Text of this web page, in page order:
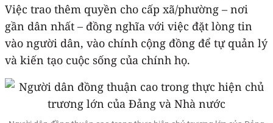
Việc trao thêm quyền cho cấp xã/phường – nơi
gần dân nhất – đồng nghĩa với việc đặt lòng tin
vào người dân, vào chính cộng đồng để tự quản lý
và kiến tạo cuộc sống của chính họ.